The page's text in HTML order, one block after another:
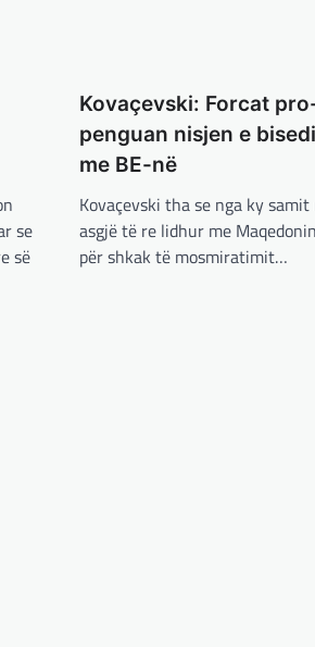
se
së
Kovaçevski: Forcat
penguan nisjen e
me BE-në
Kovaçevski tha se nga ky
asgjë të re lidhur me
për shkak të mosmiratimit…